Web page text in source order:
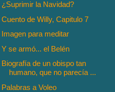
¿Suprimir la Navidad?
Cuento de Willy, Capitulo 7
Imagen para meditar
Y se armó... el Belén
Biografía de un obispo tan
humano, que no parecía ...
Palabras a Voleo